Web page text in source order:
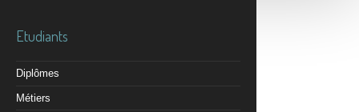
Etudiants
Diplômes
Métiers